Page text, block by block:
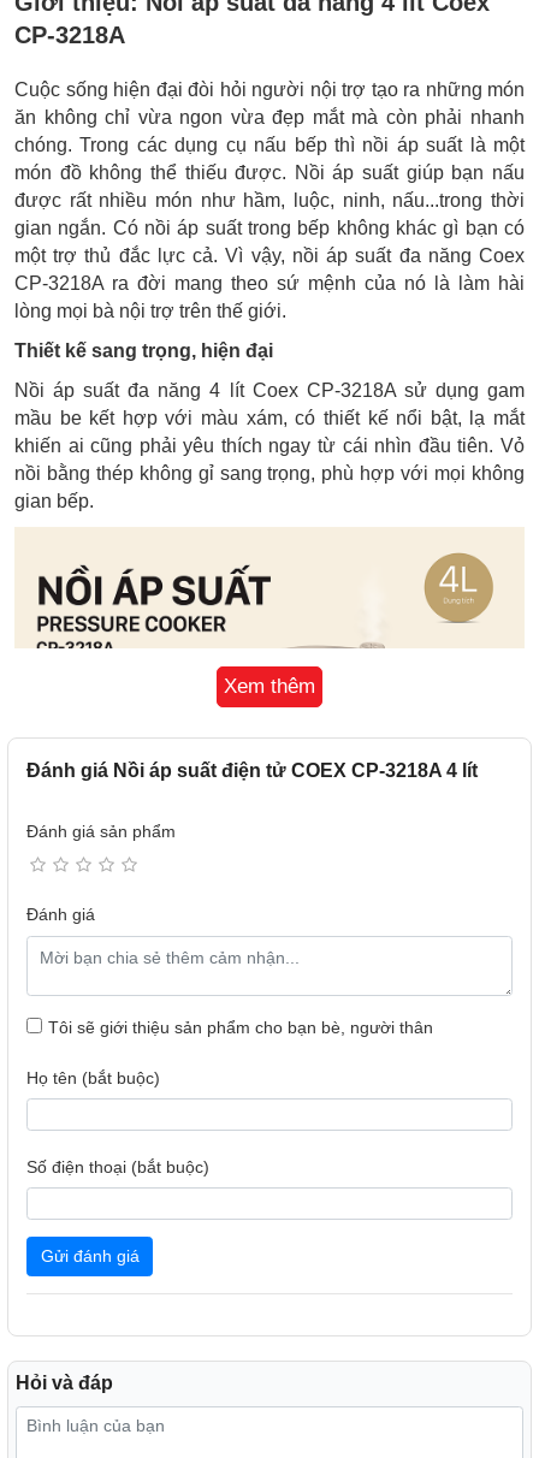
CP-3218A
Cuộc sống hiện đại đòi hỏi người nội trợ tạo ra những món
ăn không chỉ vừa ngon vừa đẹp mắt mà còn phải nhanh
chóng. Trong các dụng cụ nấu bếp thì nồi áp suất là một
món đồ không thể thiếu được. Nồi áp suất giúp bạn nấu
được rất nhiều món như hầm, luộc, ninh, nấu...trong thời
gian ngắn. Có nồi áp suất trong bếp không khác gì bạn có
một trợ thủ đắc lực cả. Vì vậy, nồi áp suất đa năng Coex
CP-3218A ra đời mang theo sứ mệnh của nó là làm hài
lòng mọi bà nội trợ trên thế giới.
Thiết kế sang trọng, hiện đại
Nồi áp suất đa năng 4 lít Coex CP-3218A sử dụng gam
mầu be kết hợp với màu xám, có thiết kế nổi bật, lạ mắt
khiến ai cũng phải yêu thích ngay từ cái nhìn đầu tiên. Vỏ
nồi bằng thép không gỉ sang trọng, phù hợp với mọi không
gian bếp.
Lòng nồi hợp kim nhôm dày 1.45 mm chống dính Ceramic
ninh đều, chín nhanh hơn và cũng mềm thơm hơn; đối với
cơm thì hạt chín đều, không lo cơm sống ở bề mặt còn đáy
nồi thì cháy khét.
Xem thêm
Đánh giá Nồi áp suất điện tử COEX CP-3218A 4 lít
Đánh giá sản phẩm
Đánh giá
Tôi sẽ giới thiệu sản phẩm cho bạn bè, người thân
Họ tên (bắt buộc)
Số điện thoại (bắt buộc)
Gửi đánh giá
Hỏi và đáp